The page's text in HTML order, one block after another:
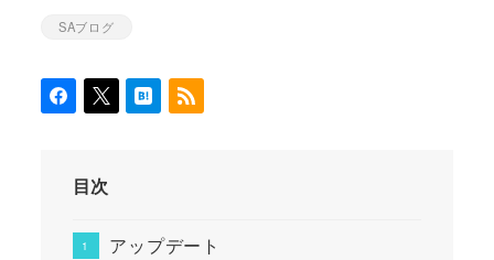
カテゴリー
SAブログ
目次
アップデート